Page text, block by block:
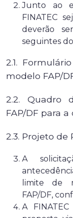
Junto ao
FINATEC
deverão
seguintes
2.1.
modelo FAP/
2.2. Quadro
FAP/DF para
2.3. Projeto de
A
limite de
FAP/DF,
A